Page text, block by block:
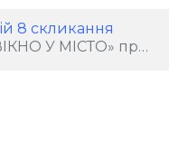
8 скликання
офісних будівель компаній, які займаються підприємницькою діяльністю, пов‘язаною з отриманням прибутку, село Гора Гірська територіальна громада Бориспільський район Київська область